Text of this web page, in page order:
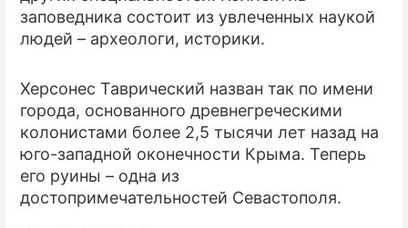
заповедника состоит из увлеченных наукой
людей – археологи, историки.
Херсонес Таврический назван так по имени
города, основанного древнегреческими
колонистами более 2,5 тысячи лет назад на
юго-западной оконечности Крыма. Теперь
его руины – одна из
достопримечательностей Севастополя.